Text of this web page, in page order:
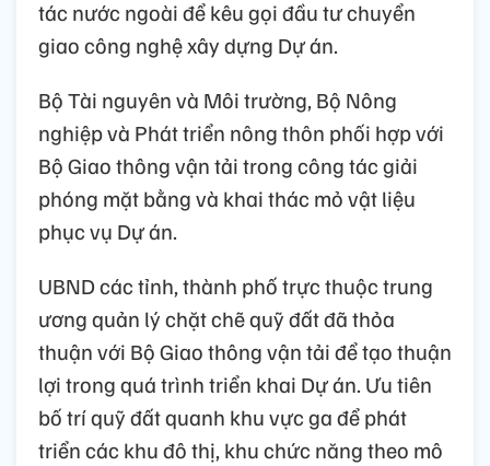
tác nước ngoài để kêu gọi đầu tư chuyển
giao công nghệ xây dựng Dự án.
Bộ Tài nguyên và Môi trường, Bộ Nông
nghiệp và Phát triển nông thôn phối hợp với
Bộ Giao thông vận tải trong công tác giải
phóng mặt bằng và khai thác mỏ vật liệu
phục vụ Dự án.
UBND các tỉnh, thành phố trực thuộc trung
ương quản lý chặt chẽ quỹ đất đã thỏa
thuận với Bộ Giao thông vận tải để tạo thuận
lợi trong quá trình triển khai Dự án. Ưu tiên
bố trí quỹ đất quanh khu vực ga để phát
triển các khu đô thị, khu chức năng theo mô